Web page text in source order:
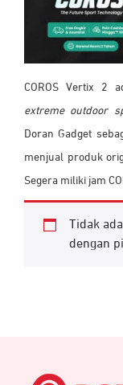
COROS Vertix 2
extreme outdoor
Doran Gadget
menjual produk
Segera miliki jam
Tidak
dengan